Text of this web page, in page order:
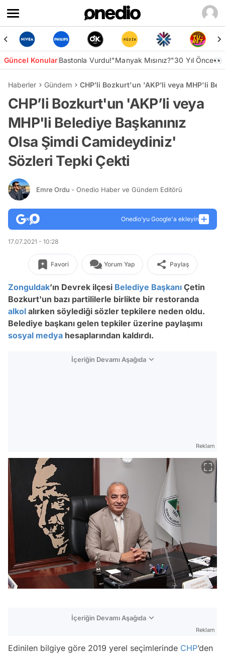
Güncel KonularBastonla Vurdu!"Manyak Mısınız?"30 Yıl Önce👀
Haberler Gündem CHP’li Bozkurt'un 'AKP’li veya MHP'li
CHP’li Bozkurt'un 'AKP’li veya
MHP'li Belediye Başkanınız
Olsa Şimdi Camideydiniz'
Sözleri Tepki Çekti
Emre Ordu - Onedio Haber ve Gündem Editörü
Onedio’yu Google'a ekleyin
17.07.2021 - 10:28
Favori Yorum Yap Paylaş
Zonguldak’ın Devrek ilçesi Belediye Başkanı Çetin
Bozkurt'un bazı partililerle birlikte bir restoranda
alkol alırken söylediği sözler tepkilere neden oldu.
Belediye başkanı gelen tepkiler üzerine paylaşımı
sosyal medya hesaplarından kaldırdı.
İçeriğin Devamı Aşağıda
Reklam
İçeriğin Devamı Aşağıda
Reklam
Edinilen bilgiye göre 2019 yerel seçimlerinde CHP’den